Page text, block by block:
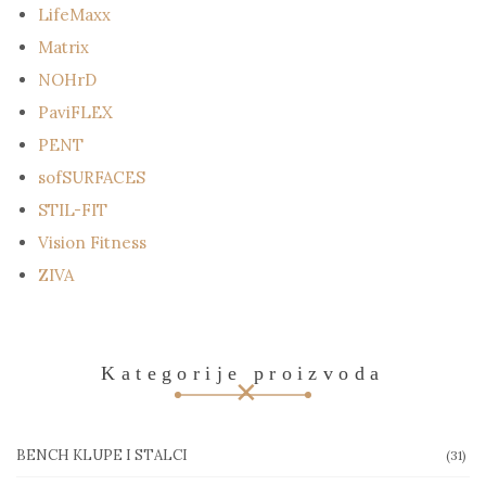
LifeMaxx
Matrix
NOHrD
PaviFLEX
PENT
sofSURFACES
STIL-FIT
Vision Fitness
ZIVA
Kategorije proizvoda
BENCH KLUPE I STALCI (31)